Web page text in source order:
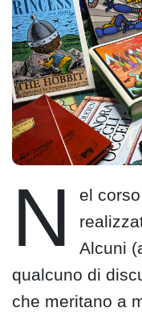
N
el
Alcuni
qualcuno di
che meritano a